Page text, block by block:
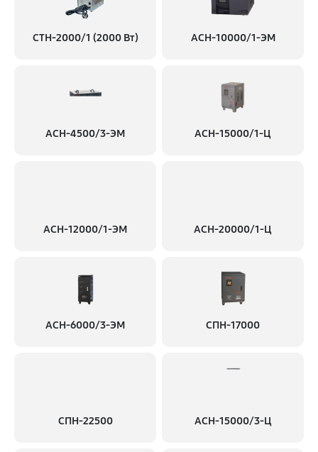
СТН-2000/1 (2000 Вт) АСН-10000/1-ЭМ
АСН-4500/3-ЭМ АСН-15000/1-Ц
АСН-12000/1-ЭМ АСН-20000/1-Ц
АСН-6000/3-ЭМ СПН-17000
СПН-22500 АСН-15000/3-Ц